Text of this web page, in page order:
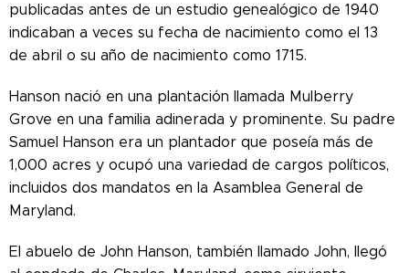
publicadas antes de un estudio genealógico de 1940
indicaban a veces su fecha de nacimiento como el 13
de abril o su año de nacimiento como 1715.
Hanson nació en una plantación llamada Mulberry
Grove en una familia adinerada y prominente. Su padre
Samuel Hanson era un plantador que poseía más de
1,000 acres y ocupó una variedad de cargos políticos,
incluidos dos mandatos en la Asamblea General de
Maryland.
El abuelo de John Hanson, también llamado John, llegó